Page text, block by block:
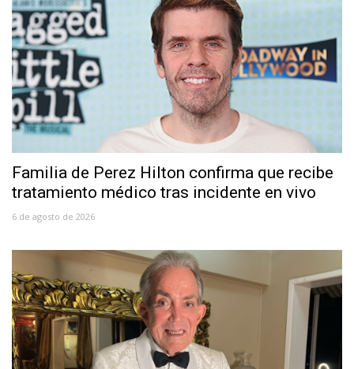
Familia de Perez Hilton confirma que recibe
tratamiento médico tras incidente en vivo
6 de agosto de 2026